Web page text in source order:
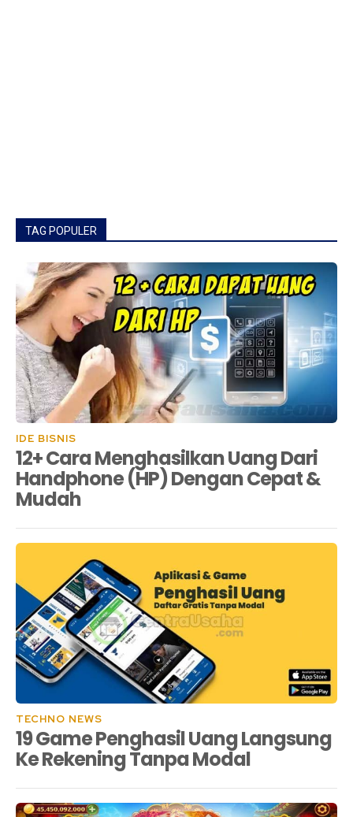
TAG POPULER
IDE BISNIS
12+ Cara Menghasilkan Uang Dari
Handphone (HP) Dengan Cepat &
Mudah
TECHNO NEWS
19 Game Penghasil Uang Langsung
Ke Rekening Tanpa Modal